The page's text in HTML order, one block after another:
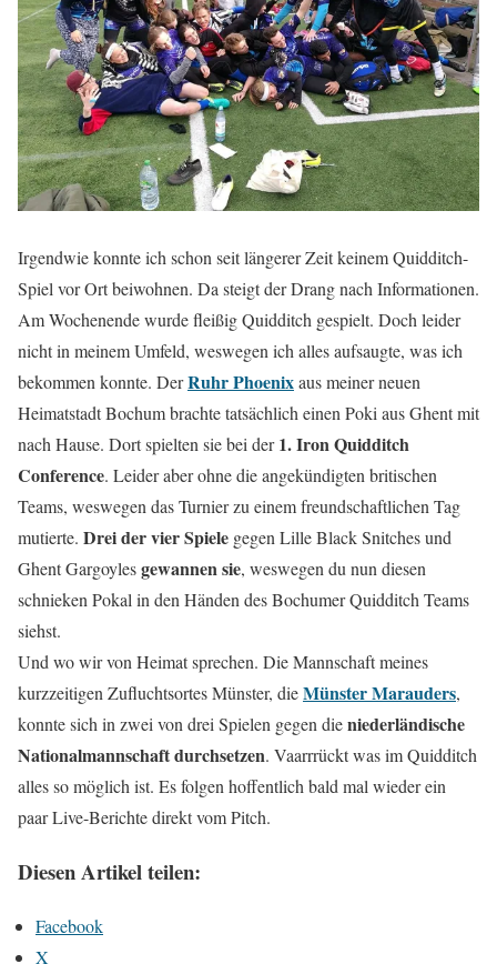
Irgendwie konnte ich schon seit längerer Zeit keinem Quidditch-
Spiel vor Ort beiwohnen. Da steigt der Drang nach Informationen.
Am Wochenende wurde fleißig Quidditch gespielt. Doch leider
nicht in meinem Umfeld, weswegen ich alles aufsaugte, was ich
bekommen konnte. DerRuhr Phoenixaus meiner neuen
Heimatstadt Bochum brachte tatsächlich einen Poki aus Ghent mit
nach Hause. Dort spielten sie bei der1. Iron Quidditch
Conference. Leider aber ohne die angekündigten britischen
Teams, weswegen das Turnier zu einem freundschaftlichen Tag
mutierte. Drei der vier Spiele gegen Lille Black Snitches und
Ghent Gargoylesgewannen sie, weswegen du nun diesen
schnieken Pokal in den Händen des Bochumer Quidditch Teams
siehst.
Und wo wir von Heimat sprechen. Die Mannschaft meines
kurzzeitigen Zufluchtsortes Münster, dieMünster Marauders,
konnte sich in zwei von drei Spielen gegen dieniederländische
Nationalmannschaft durchsetzen. Vaarrrückt was im Quidditch
alles so möglich ist. Es folgen hoffentlich bald mal wieder ein
paar Live-Berichte direkt vom Pitch.
Diesen Artikel teilen:
Facebook
X